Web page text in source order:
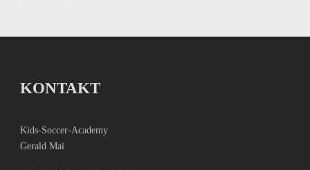
KONTAKT
Kids-Soccer-Academy
Gerald Mai